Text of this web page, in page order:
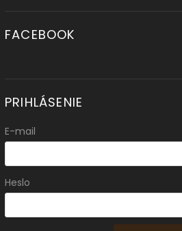
FACEBOOK
PRIHLÁSENIE
E-mail
Heslo